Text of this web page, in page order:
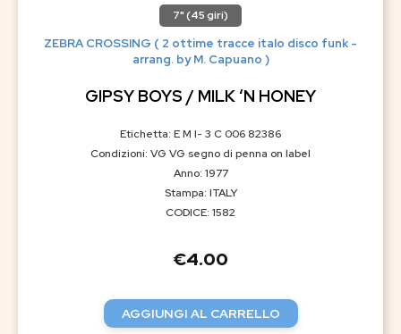
7" (45 giri)
ZEBRA CROSSING ( 2 ottime tracce italo disco funk -
arrang. by M. Capuano )
GIPSY BOYS / MILK ‘N HONEY
Etichetta: E M I- 3 C 006 82386
Condizioni: VG VG segno di penna on label
Anno: 1977
Stampa: ITALY
CODICE: 1582
€4.00
AGGIUNGI AL CARRELLO